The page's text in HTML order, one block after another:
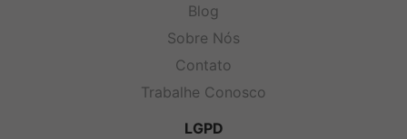
Blog
Sobre Nós
Contato
Trabalhe Conosco
LGPD